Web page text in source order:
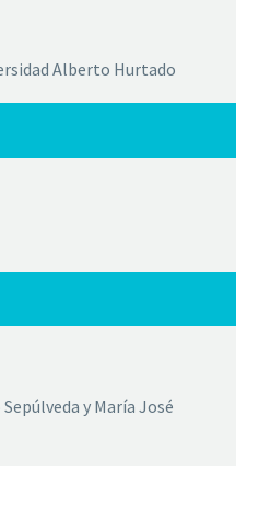
Alberto Hurtado
y María José